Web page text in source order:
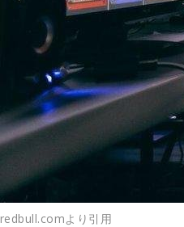
redbull.comより引用